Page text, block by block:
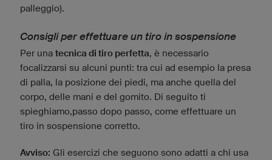
palleggio).
Consigli per effettuare un tiro in sospensione
Per una tecnica di tiro perfetta, è necessario
focalizzarsi su alcuni punti: tra cui ad esempio la presa
di palla, la posizione dei piedi, ma anche quella del
corpo, delle mani e del gomito. Di seguito ti
spieghiamo,passo dopo passo, come effettuare un
tiro in sospensione corretto.
Avviso: Gli esercizi che seguono sono adatti a chi usa